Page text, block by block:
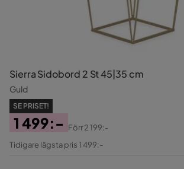
Sierra Sidobord 2 St 45|35 cm
Guld
SE PRISET!
Pris
1 499:-
Original
Förr2 199:-
Tidigare lägsta pris 1 499:-